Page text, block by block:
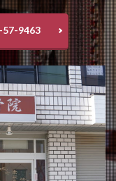
57-9463